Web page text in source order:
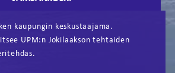
kaupungin keskustaajama.
UPM:n Jokilaakson tehtaiden